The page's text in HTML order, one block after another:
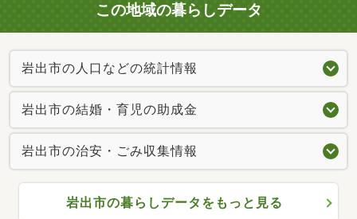
この地域の暮らしデータ
岩出市の人口などの統計情報
岩出市の結婚・育児の助成金
岩出市の治安・ごみ収集情報
岩出市の暮らしデータをもっと見る